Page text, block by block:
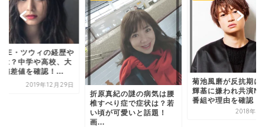
・ツウィの経歴や
は？中学や高校、大
偏差値を確認！...
2019年12月29日
折原真紀の謎の病気は腰
椎すべり症で症状は？若
い頃が可愛いと話題！
画...
菊池風磨が反抗期に
輝基に嫌われ共演
番組や理由を確認！
2018年8